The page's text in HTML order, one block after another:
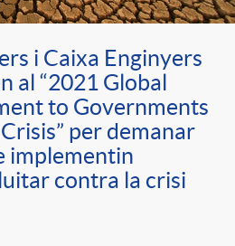
i Caixa Enginyers
al “2021 Global
to Governments
per demanar
implementin
contra la crisi